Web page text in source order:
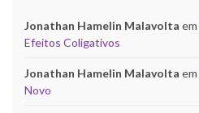
Jonathan Hamelin Malavolta em
Efeitos Coligativos
Jonathan Hamelin Malavolta em
Novo